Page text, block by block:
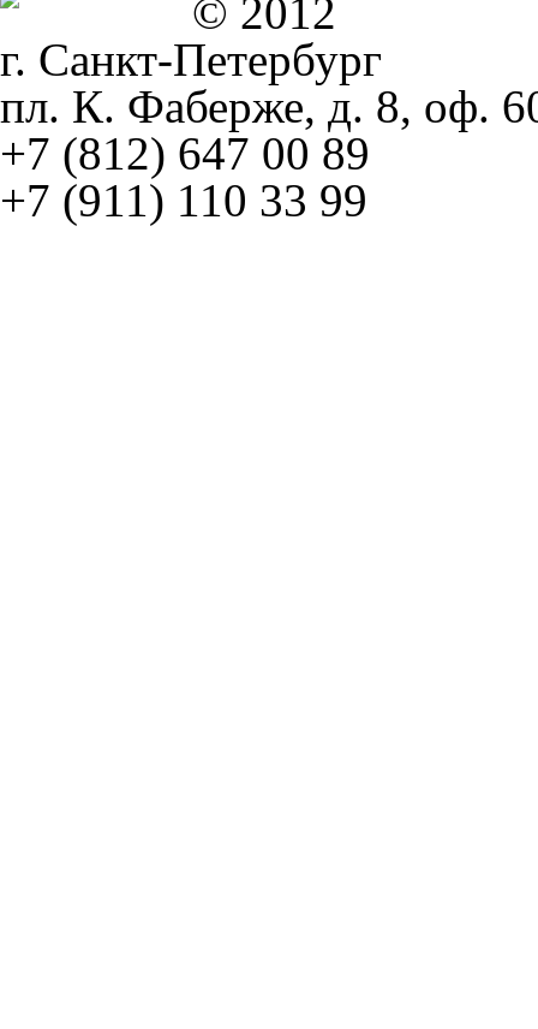
© 2012
г. Санкт-Петербург
пл. К. Фаберже, д. 8, оф.
+7 (812) 647 00 89
+7 (911) 110 33 99